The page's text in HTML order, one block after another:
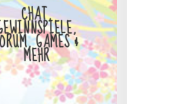
CHAT,
GAMES &
MEHR